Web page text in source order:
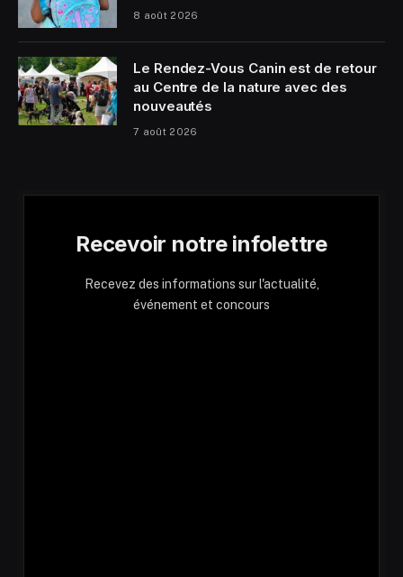
8 août 2026
Le Rendez-Vous Canin est de retour
au Centre de la nature avec des
nouveautés
7 août 2026
Recevoir notre infolettre
Recevez des informations sur l'actualité,
événement et concours